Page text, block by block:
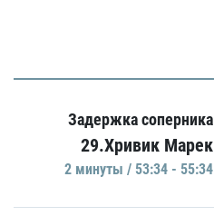
Задержка соперника
29.Хривик Марек
2 минуты / 53:34 - 55:34